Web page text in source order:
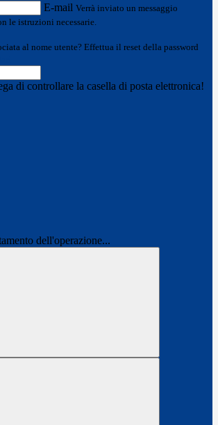
E-mail Verrà inviato un messaggio
le istruzioni necessarie.
al nome utente? Effettua il reset della password
di controllare la casella di posta elettronica!
dell'operazione...